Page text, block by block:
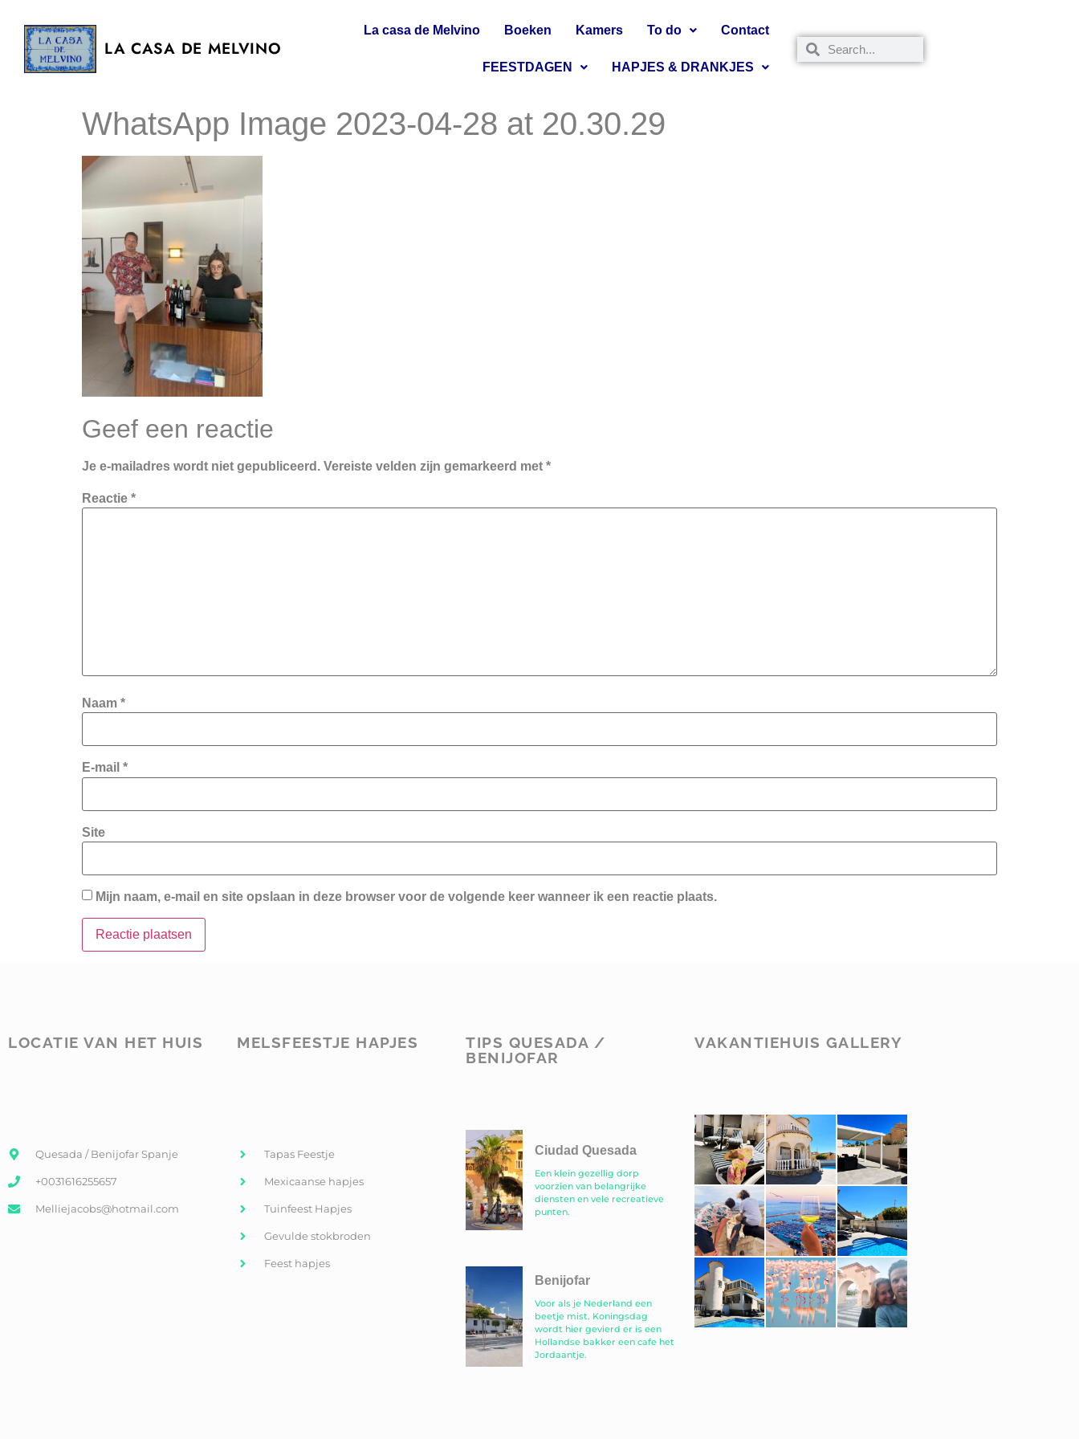
LA CASA DE MELVINO
La casa de Melvino Boeken Kamers To do Contact
FEESTDAGEN HAPJES & DRANKJES
WhatsApp Image 2023-04-28 at 20.30.29
Geef een reactie
Je e-mailadres wordt niet gepubliceerd. Vereiste velden zijn gemarkeerd met *
Reactie *
Naam *
E-mail *
Site
Mijn naam, e-mail en site opslaan in deze browser voor de volgende keer wanneer ik een reactie plaats.
LOCATIE VAN HET HUIS
Quesada / Benijofar Spanje
+0031616255657
Melliejacobs@hotmail.com
MELSFEESTJE HAPJES
Tapas Feestje
Mexicaanse hapjes
Tuinfeest Hapjes
Gevulde stokbroden
Feest hapjes
TIPS QUESADA /
BENIJOFAR
Ciudad Quesada
Een klein gezellig dorp
voorzien van belangrijke
diensten en vele recreatieve
punten.
Benijofar
Voor als je Nederland een
beetje mist. Koningsdag
wordt hier gevierd er is een
Hollandse bakker een cafe het
Jordaantje.
VAKANTIEHUIS GALLERY